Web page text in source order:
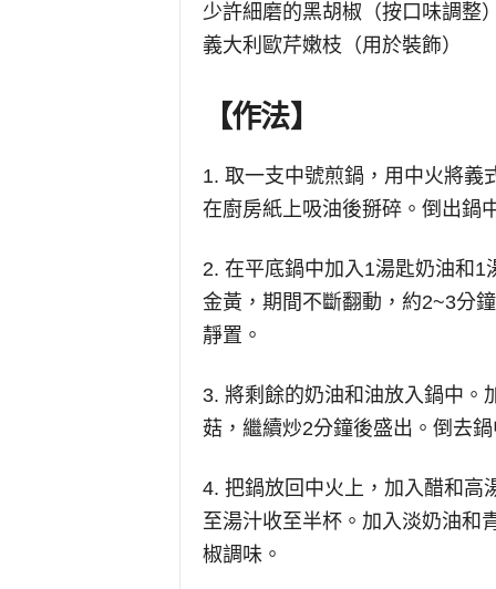
少許細磨的黑胡椒（按口味調整
義大利歐芹嫩枝（用於裝飾）
【作法】
1. 取一支中號煎鍋，用中火將義
在廚房紙上吸油後掰碎。倒出鍋
2. 在平底鍋中加入1湯匙奶油和
金黃，期間不斷翻動，約2~3分
靜置。
3. 將剩餘的奶油和油放入鍋中。
菇，繼續炒2分鐘後盛出。倒去
4. 把鍋放回中火上，加入醋和高
至湯汁收至半杯。加入淡奶油和
椒調味。